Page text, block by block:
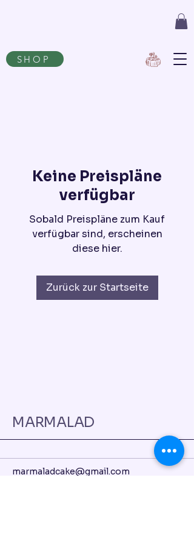
SHOP
Keine Preispläne
verfügbar
Sobald Preispläne zum Kauf
verfügbar sind, erscheinen
diese hier.
Zurück zur Startseite
MARMALAD
marmaladcake@gmail.com